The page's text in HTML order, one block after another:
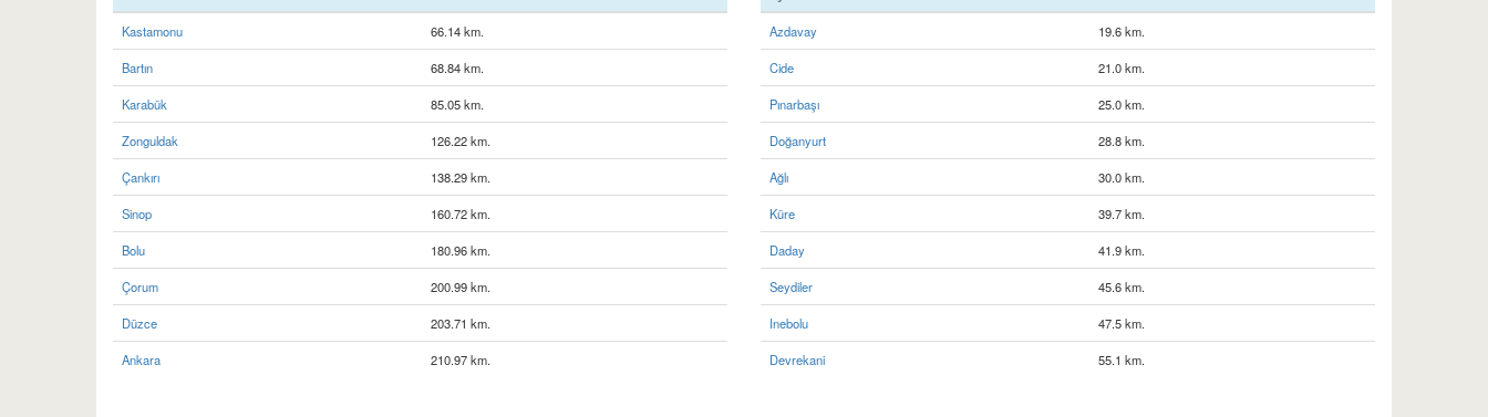
Kastamonu 66.14 km.
Bartın 68.84 km.
Karabük 85.05 km.
Zonguldak 126.22 km.
Çankırı 138.29 km.
Sinop 160.72 km.
Bolu 180.96 km.
Çorum 200.99 km.
Düzce 203.71 km.
Ankara 210.97 km.
Azdavay 19.6 km.
Cide 21.0 km.
Pınarbaşı 25.0 km.
Doğanyurt 28.8 km.
Ağlı 30.0 km.
Küre 39.7 km.
Daday 41.9 km.
Seydiler 45.6 km.
Inebolu 47.5 km.
Devrekani 55.1 km.